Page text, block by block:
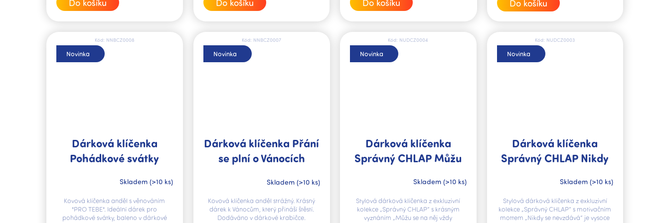
Do košíku Do košíku
Novinka
Dárková klíčenka
Pohádkové svátky
Skladem (>10 ks)
Kovová klíčenka anděl s věnováním
"PRO TEBE". Ideální dárek pro
pohádkové svátky, baleno v dárkové
Kód: NNBCZ0008
Novinka
Dárková klíčenka Přání
se plní o Vánocích
Skladem (>10 ks)
Kovová klíčenka anděl strážný. Krásný
dárek k Vánocům, který přináší štěstí.
Dodáváno v dárkové krabičce.
Kód: NNBCZ0007
Novinka
Dárková klíčenka
Správný CHLAP Můžu
spolehnout
Skladem (>10 ks)
Stylová dárková klíčenka z exkluzivní
kolekce „Správný CHLAP“ s krásným
vyznáním „Můžu se na něj vždy
Kód: NUDCZ0004
Novinka
Dárková klíčenka
Správný CHLAP Nikdy
Skladem (>10 ks)
Stylová dárková klíčenka z exkluzivní
kolekce „Správný CHLAP“ s motivačním
mottem „Nikdy se nevzdává“ je vysoce
Kód: NUDCZ0003